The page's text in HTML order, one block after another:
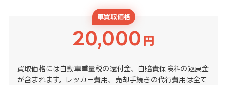
車買取価格
20,000 円
買取価格には自動車重量税の還付金、自賠責保険料の返戻金
が含まれます。レッカー費用、売却手続きの代行費用は全て